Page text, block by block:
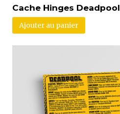
Cache Hinges Deadpool
Ajouter au panier